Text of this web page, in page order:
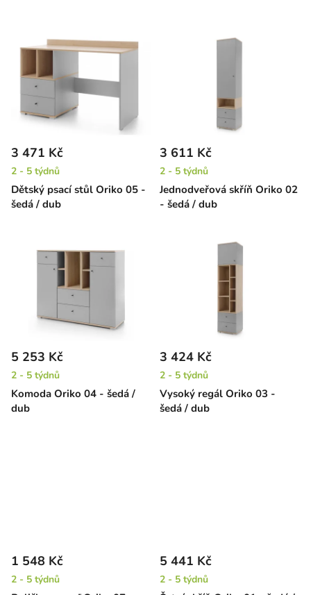
Dětský psací stůl Oriko 05 -
šedá / dub
3 471 Kč
2 - 5 týdnů
Jednodveřová skříň Oriko 02
- šedá / dub
3 611 Kč
2 - 5 týdnů
Komoda Oriko 04 - šedá /
dub
5 253 Kč
2 - 5 týdnů
Vysoký regál Oriko 03 -
šedá / dub
3 424 Kč
2 - 5 týdnů
1 548 Kč
2 - 5 týdnů
5 441 Kč
2 - 5 týdnů